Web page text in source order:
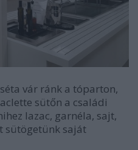
vár ránk a tóparton,
sütőn a családi
lazac, garnéla, sajt,
sütögetünk saját